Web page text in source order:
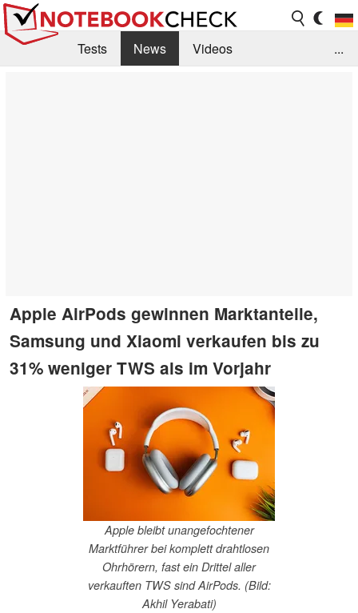
Tests News
Videos
...
Apple AirPods gewinnen Marktanteile,
Samsung und Xiaomi verkaufen bis zu
31% weniger TWS als im Vorjahr
Apple bleibt unangefochtener
Marktführer bei komplett drahtlosen
Ohrhörern, fast ein Drittel aller
verkauften TWS sind AirPods. (Bild:
Akhil Yerabati)